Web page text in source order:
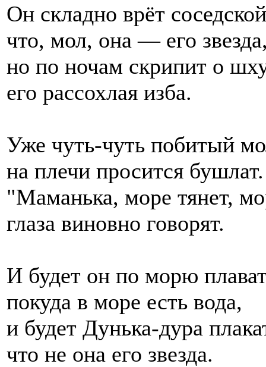
Он складно врёт
что, мол, она — его
но по ночам скрипит о
его рассохлая изба.
Уже чуть-чуть побитый
на плечи просится бушлат.
"Маманька, море тянет,
глаза виновно говорят.
И будет он по морю
покуда в море есть вода,
и будет Дунька-дура
что не она его звезда.